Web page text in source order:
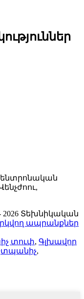
կենտրոնական
2026 Տեխնիկական
ապրանքներ
տուփ, Գլխավոր
,